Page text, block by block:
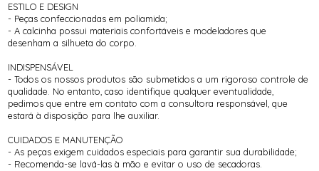
ESTILO E DESIGN
- Peças confeccionadas em poliamida;
- A calcinha possui materiais confortáveis e modeladores que
desenham a silhueta do corpo.
INDISPENSÁVEL
- Todos os nossos produtos são submetidos a um rigoroso controle de
qualidade. No entanto, caso identifique qualquer eventualidade,
pedimos que entre em contato com a consultora responsável, que
estará à disposição para lhe auxiliar.
CUIDADOS E MANUTENÇÃO
- As peças exigem cuidados especiais para garantir sua durabilidade;
- Recomenda-se lavá-las à mão e evitar o uso de secadoras.